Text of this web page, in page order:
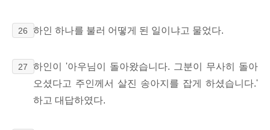
26 하인 하나를 불러 어떻게 된 일이냐고 물었다.
27
하인이 '아우님이 돌아왔습니다. 그분이 무사히 돌아
오셨다고 주인께서 살진 송아지를 잡게 하셨습니다.'
하고 대답하였다.